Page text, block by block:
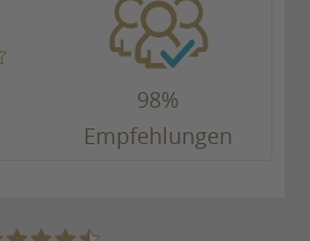
98%
Empfehlungen